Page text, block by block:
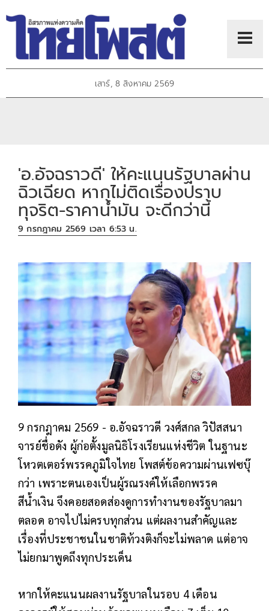
เสาร์, 8 สิงหาคม 2569
'อ.อัจฉราวดี' ให้คะแนนรัฐบาลผ่าน
ฉิวเฉียด หากไม่ติดเรื่องปราบ
ทุจริต-ราคาน้ำมัน จะดีกว่านี้
9 กรกฎาคม 2569 เวลา 6:53 น.
9 กรกฎาคม 2569 - อ.อัจฉราวดี วงศ์สกล วิปัสสนา
จารย์ชื่อดัง ผู้ก่อตั้งมูลนิธิโรงเรียนแห่งชีวิต ในฐานะ
โหวตเตอร์พรรคภูมิใจไทย โพสต์ข้อความผ่านเฟซบุ๊
กว่า เพราะตนเองเป็นผู้รณรงค์ให้เลือกพรรค
สีน้ำเงิน จึงคอยสอดส่องดูการทำงานของรัฐบาลมา
ตลอด อาจไปไม่ครบทุกส่วน แต่ผลงานสำคัญและ
เรื่องที่ประชาชนในชาติท้วงติงก็จะไม่พลาด แต่อาจ
ไม่ยกมาพูดถึงทุกประเด็น
หากให้คะแนนผลงานรัฐบาลในรอบ 4 เดือน